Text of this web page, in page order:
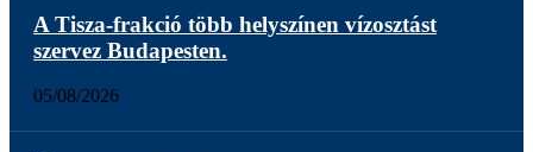
A Tisza-frakció több helyszínen vízosztást
szervez Budapesten.
05/08/2026